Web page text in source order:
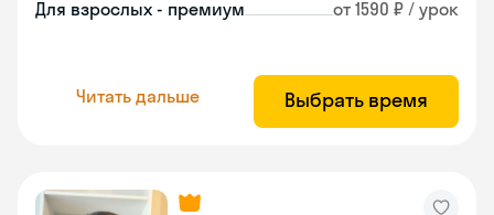
Для взрослых - премиум от 1590 ₽ / урок
Читать дальше Выбрать время